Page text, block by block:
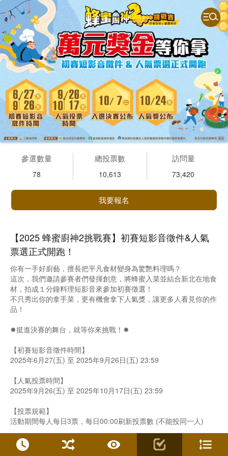
參選數量
78
總投票數
10,613
訪問量
73,420
我要報名
【2025 蜂蜜廚神2挑戰賽】初賽短影音徵件&人氣
票選正式開跑！
你有一手好廚藝，擅長把平凡食材變身為驚艷料理嗎？
這次，我們邀請參賽者們發揮創意，將蜂蜜入菜並結合新北在地食
材，拍成１分鐘料理短影音來參加初賽徵選！
不只秀出你的拿手菜，更有機會拿下人氣獎，讓更多人看見你的作
品！
✸挺進決賽的舞台，就等你來挑戰！✸
【初賽短影音徵件時間】
2025年6月27(五) 至 2025年9月26日(五) 23:59
【人氣投票時間】
2025年9月26(五) 至 2025年10月17日(五) 23:59
【投票規範】
活動期間每人每日3票，每日00:00刷新投票數 (不能投同一人)
【入選決賽及人氣獎公布】
入選決賽公布時間2025年10月17日(二) 中午12:00